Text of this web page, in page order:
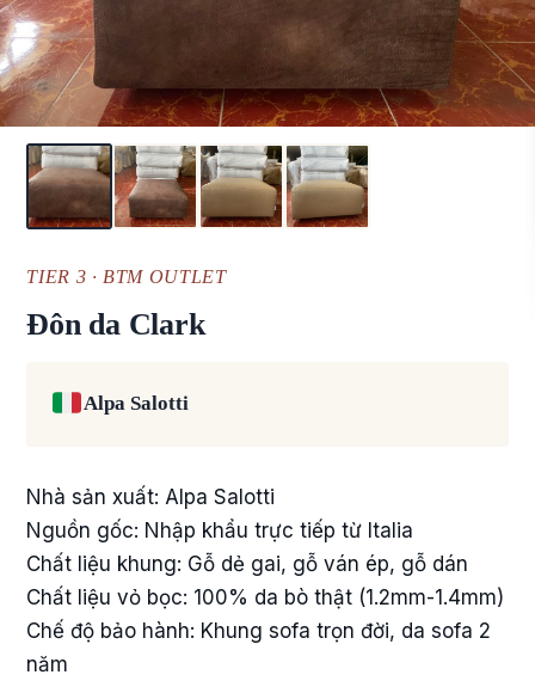
TIER 3 · BTM OUTLET
Đôn da Clark
Alpa Salotti
Nhà sản xuất: Alpa Salotti
Nguồn gốc: Nhập khẩu trực tiếp từ Italia
Chất liệu khung: Gỗ dẻ gai, gỗ ván ép, gỗ dán
Chất liệu vỏ bọc: 100% da bò thật (1.2mm-1.4mm)
Chế độ bảo hành: Khung sofa trọn đời, da sofa 2
năm